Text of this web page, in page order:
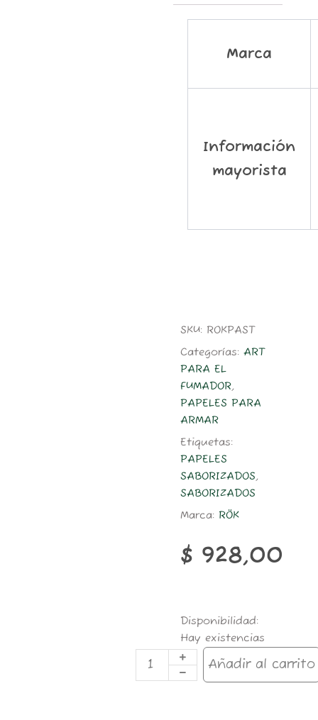
Marca
Información
mayorista
SKU: ROKPAST
Categorías: ART
PARA EL
FUMADOR,
PAPELES PARA
ARMAR
Etiquetas:
PAPELES
SABORIZADOS,
SABORIZADOS
Marca: RÖK
$ 928,00
Disponibilidad:
Hay existencias
PAPEL
1.1/4
50h
SABORIZADO
Añadir al carrito